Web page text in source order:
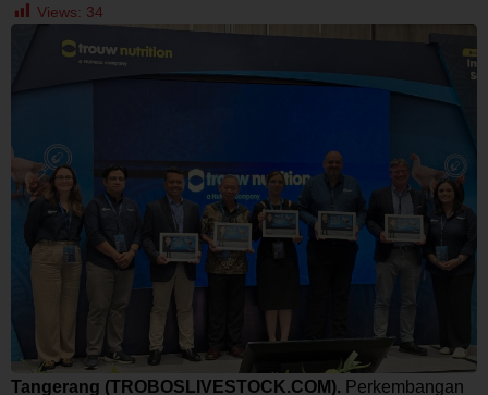
Views: 34
Tangerang (TROBOSLIVESTOCK.COM). Perkembangan